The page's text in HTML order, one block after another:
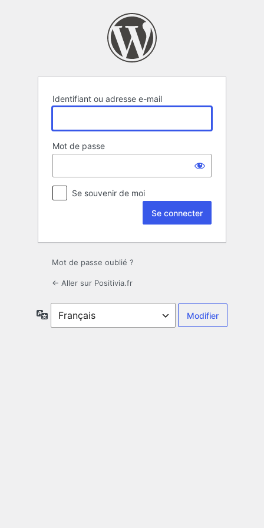
Identifiant ou adresse e-mail
Mot de passe
Se souvenir de moi
Mot de passe oublié ?
← Aller sur Positivia.fr
Langue